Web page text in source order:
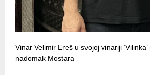
Vinar Velimir Ereš u svojoj vinariji
nadomak Mostara